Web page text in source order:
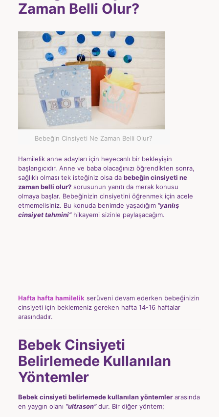
Zaman Belli Olur?
Bebeğin Cinsiyeti Ne Zaman Belli Olur?
Hamilelik anne adayları için heyecanlı bir bekleyişin
başlangıcıdır. Anne ve baba olacağınızı öğrendikten sonra,
sağlıklı olması tek isteğiniz olsa da bebeğin cinsiyeti ne
zaman belli olur?sorusunun yanıtı da merak konusu
olmaya başlar. Bebeğinizin cinsiyetini öğrenmek için acele
etmemelisiniz. Bu konuda benimde yaşadığım“yanlış
cinsiyet tahmini”hikayemi sizinle paylaşacağım.
Hafta hafta hamilelik serüveni devam ederken bebeğinizin
cinsiyeti için beklemeniz gereken hafta 14-16 haftalar
arasındadır.
Bebek Cinsiyeti
Belirlemede Kullanılan
Yöntemler
Bebek cinsiyeti belirlemede kullanılan yöntemlerarasında
en yaygın olanı “ultrason” dur. Bir diğer yöntem;